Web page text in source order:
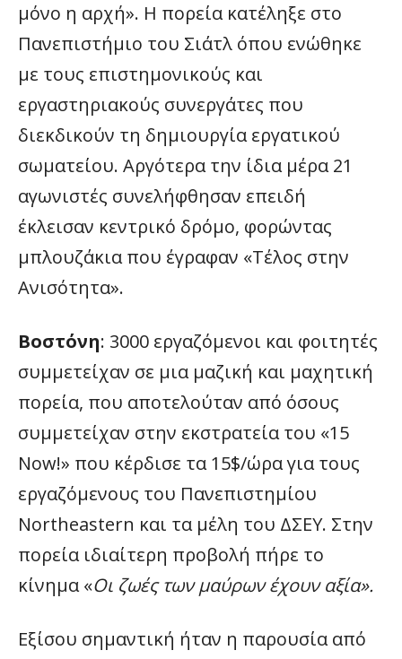
μόνο η αρχή». Η πορεία κατέληξε στο
Πανεπιστήμιο του Σιάτλ όπου ενώθηκε
με τους επιστημονικούς και
εργαστηριακούς συνεργάτες που
διεκδικούν τη δημιουργία εργατικού
σωματείου. Αργότερα την ίδια μέρα 21
αγωνιστές συνελήφθησαν επειδή
έκλεισαν κεντρικό δρόμο, φορώντας
μπλουζάκια που έγραφαν «Τέλος στην
Ανισότητα».
Βοστόνη: 3000 εργαζόμενοι και φοιτητές
συμμετείχαν σε μια μαζική και μαχητική
πορεία, που αποτελούταν από όσους
συμμετείχαν στην εκστρατεία του «15
Now!» που κέρδισε τα 15$/ώρα για τους
εργαζόμενους του Πανεπιστημίου
Northeastern και τα μέλη του ΔΣΕΥ. Στην
πορεία ιδιαίτερη προβολή πήρε το
κίνημα «Οι ζωές των μαύρων έχουν αξία».
Εξίσου σημαντική ήταν η παρουσία από